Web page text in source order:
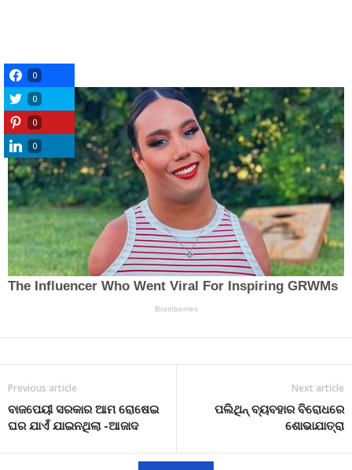
Previous article
ବାଜପେୟୀ ସରକାର ଆମ ରୋଷେଇ
ଘର ଯାଏଁ ଯାଇନଥିଲା -ଆଜାଦ
Next article
ପଲିଥିନ୍ ବ୍ୟବହାର ବିରୋଧରେ
ଶୋଭାଯାତ୍ରା
0
0
0
0